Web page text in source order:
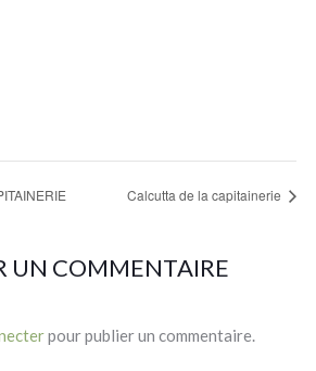
Calcutta de la capitainerie
UN COMMENTAIRE
pour publier un commentaire.